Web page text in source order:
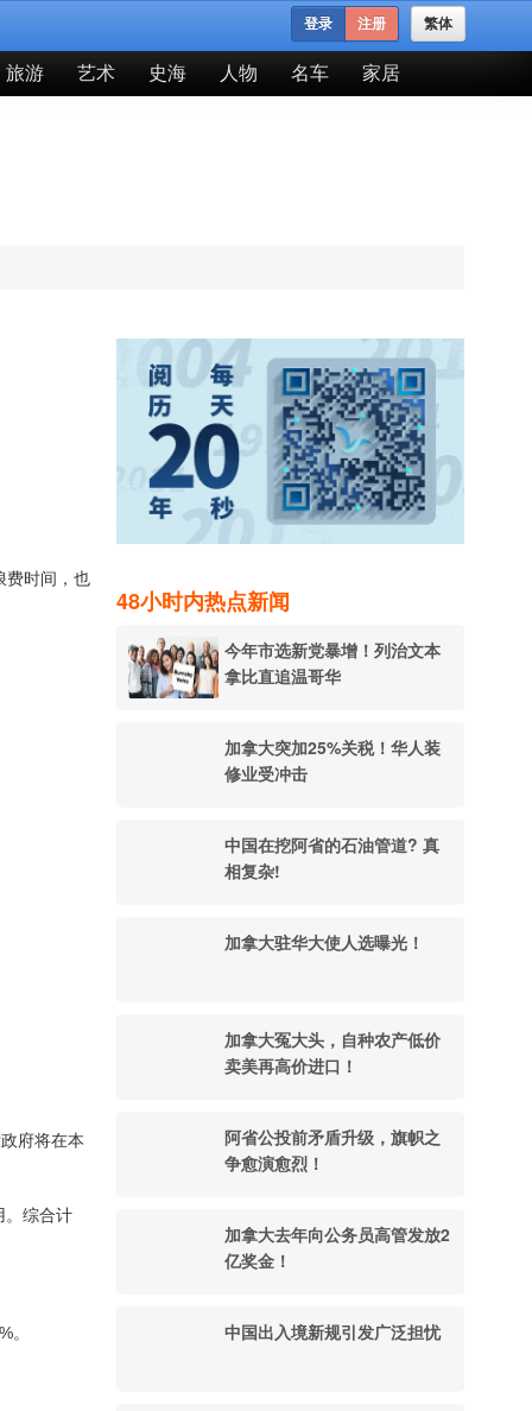
繁体
登录 注册
旅游 艺术 史海 人物 名车 家居
费时间，也
府将在本
。综合计
。
48小时内热点新闻
今年市选新党暴增！列治文本
拿比直追温哥华
加拿大突加25%关税！华人装
修业受冲击
中国在挖阿省的石油管道? 真
相复杂!
加拿大驻华大使人选曝光！
加拿大冤大头，自种农产低价
卖美再高价进口！
阿省公投前矛盾升级，旗帜之
争愈演愈烈！
加拿大去年向公务员高管发放2
亿奖金！
中国出入境新规引发广泛担忧